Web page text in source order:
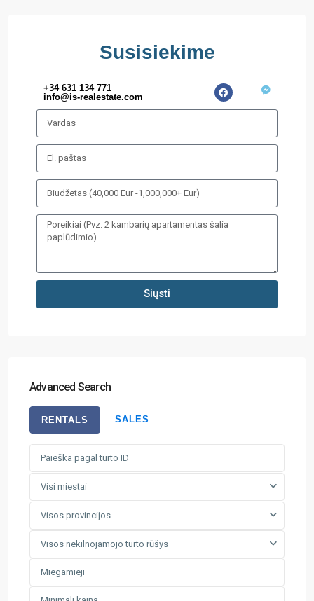
Susisiekime
+34 631 134 771
info@is-realestate.com
Siųsti
Advanced Search
RENTALS SALES
Visi miestai
Visos provincijos
Visos nekilnojamojo turto rūšys